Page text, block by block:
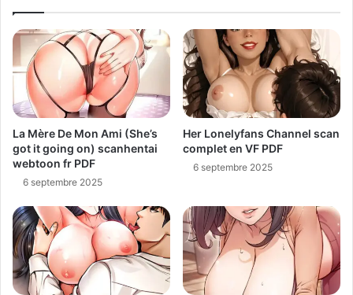
La Mère De Mon Ami (She’s
got it going on) scanhentai
webtoon fr PDF
6 septembre 2025
Her Lonelyfans Channel scan
complet en VF PDF
6 septembre 2025